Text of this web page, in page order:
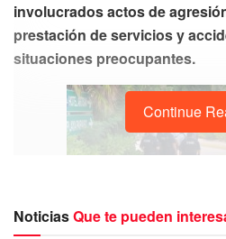
involucrados actos de
prestación de servicios y
situaciones preocupantes.
Continue
NoticiasQue te pueden